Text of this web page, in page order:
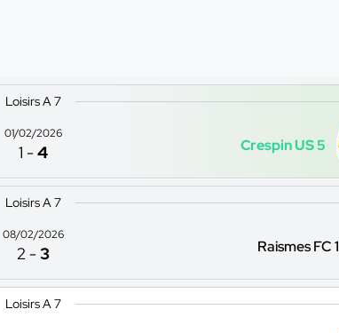
Loisirs A 7
01/02/2026
1 -4 Crespin US 5
Loisirs A 7
08/02/2026
2 -3 Raismes FC 1
Loisirs A 7